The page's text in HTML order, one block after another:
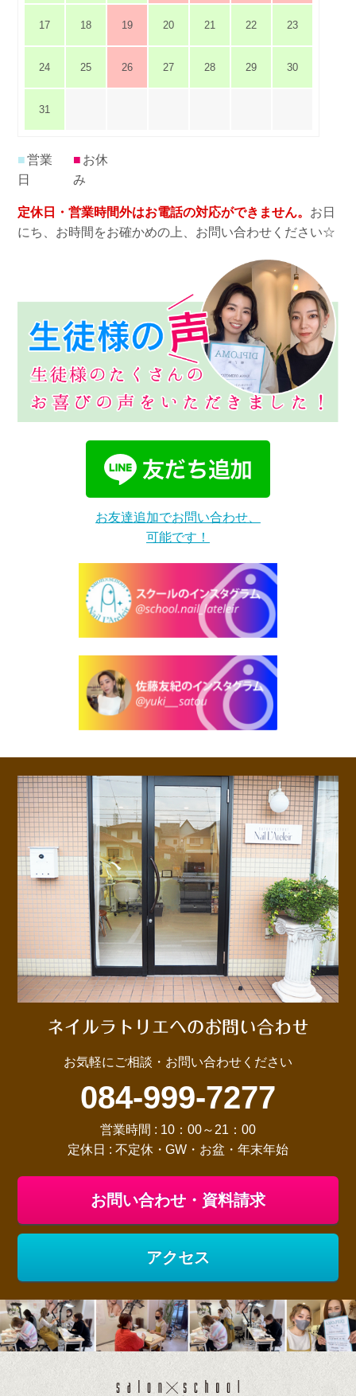
17 18 19 20 21 22 23
24 25 26 27 28 29 30
31
■営業
日
■ お休
み
定休日・営業時間外はお電話の対応ができません。 お日
にち、お時間をお確かめの上、お問い合わせください☆
お友達追加でお問い合わせ、
可能です！
ネイルラトリエへのお問い合わせ
お気軽にご相談・お問い合わせください
084-999-7277
営業時間 : 10：00～21：00
定休日 : 不定休・GW・お盆・年末年始
お問い合わせ・資料請求
アクセス